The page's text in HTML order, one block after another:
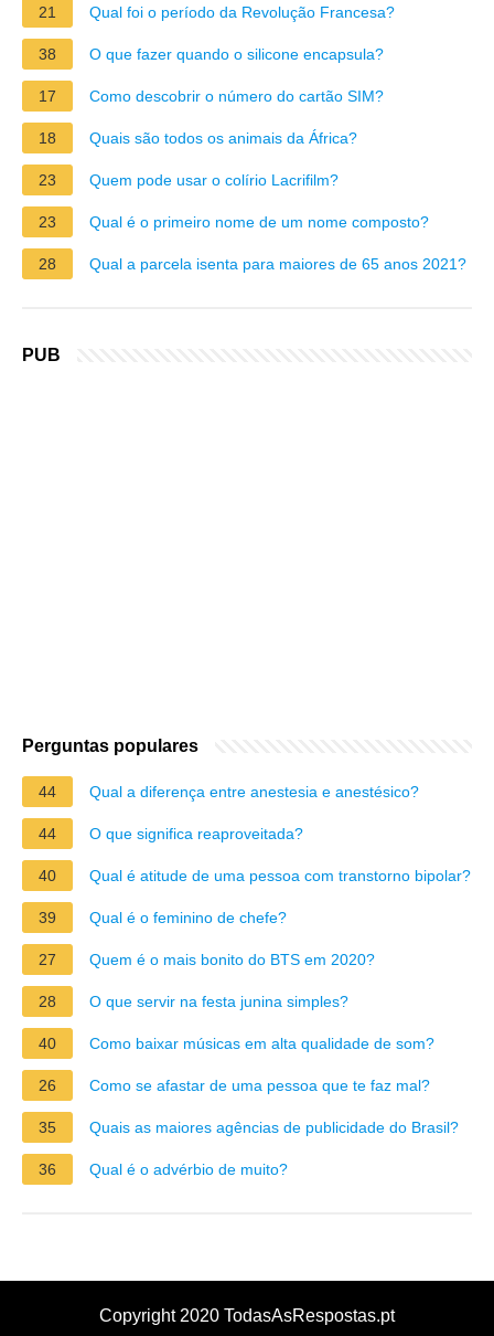
21 Qual foi o período da Revolução Francesa?
38 O que fazer quando o silicone encapsula?
17 Como descobrir o número do cartão SIM?
18 Quais são todos os animais da África?
23 Quem pode usar o colírio Lacrifilm?
23 Qual é o primeiro nome de um nome composto?
28 Qual a parcela isenta para maiores de 65 anos 2021?
PUB
Perguntas populares
44 Qual a diferença entre anestesia e anestésico?
44 O que significa reaproveitada?
40 Qual é atitude de uma pessoa com transtorno bipolar?
39 Qual é o feminino de chefe?
27 Quem é o mais bonito do BTS em 2020?
28 O que servir na festa junina simples?
40 Como baixar músicas em alta qualidade de som?
26 Como se afastar de uma pessoa que te faz mal?
35 Quais as maiores agências de publicidade do Brasil?
36 Qual é o advérbio de muito?
Copyright 2020 TodasAsRespostas.pt